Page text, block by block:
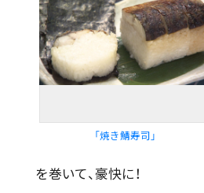
「焼き鯖寿司」
を巻いて、豪快に！
エリア 道北 道央
期間を絞る